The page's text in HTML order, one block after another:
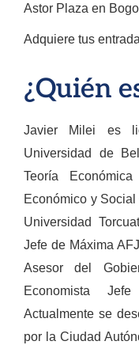
Astor Plaza en
Adquiere tus
¿Quién
Javier Milei es
Universidad de
Teoría
Económico y
Universidad
Jefe de Máxima
Asesor del
Economista
Actualmente se
por la Ciudad